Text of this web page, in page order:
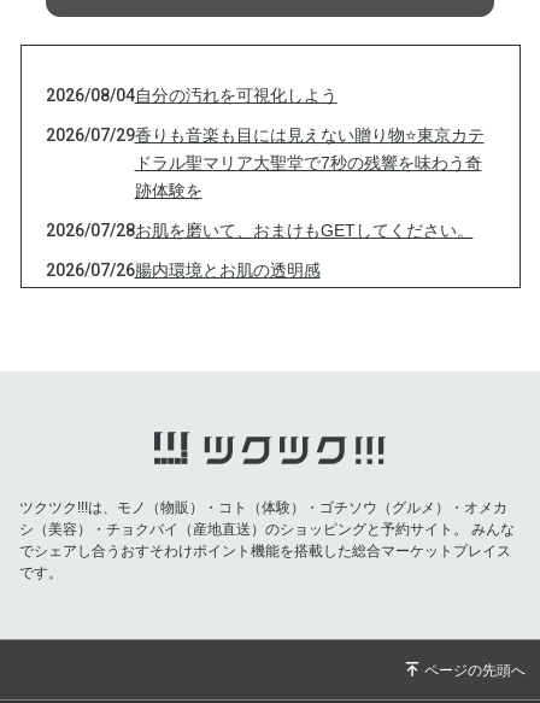
2026/08/04自分の汚れを可視化しよう
2026/07/29香りも音楽も目には見えない贈り物⭐️東京カテ
ドラル聖マリア大聖堂で7秒の残響を味わう奇
跡体験を
2026/07/28お肌を磨いて、おまけもGETしてください。
2026/07/26腸内環境とお肌の透明感
る力」の差があります
顔の産毛が顔の印象をかえる
2026/06/24
鉄板ローション作成＆ １１１名さまがお申し
込みの人気セミナー。いよいよ今夜20時からで
す
ちのスキンケアアイテムを最高ツールに変える
ツクツク!!!は、モノ（物販）・コト（体験）・ゴチソウ（グルメ）・オメカ
シ（美容）・チョクバイ（産地直送）のショッピングと予約サイト。
みんな
でシェアし合うおすそわけポイント機能を搭載した総合マーケットプレイス
です。